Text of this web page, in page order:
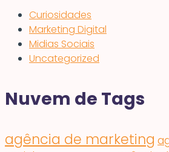
Curiosidades
Marketing Digital
Midias Sociais
Uncategorized
Nuvem de Tags
agência de marketing